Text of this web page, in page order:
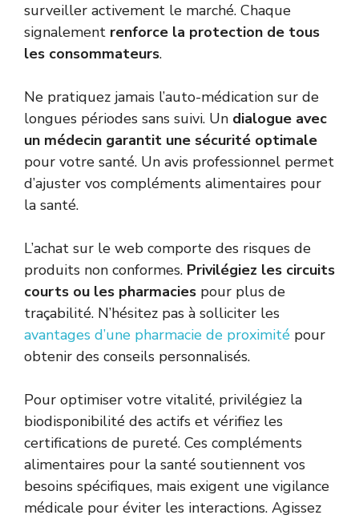
surveiller activement le marché. Chaque
signalement renforce la protection de tous
les consommateurs.
Ne pratiquez jamais l’auto-médication sur de
longues périodes sans suivi. Un dialogue avec
un médecin garantit une sécurité optimale
pour votre santé. Un avis professionnel permet
d’ajuster vos compléments alimentaires pour
la santé.
L’achat sur le web comporte des risques de
produits non conformes. Privilégiez les circuits
courts ou les pharmacies pour plus de
traçabilité. N’hésitez pas à solliciter les
avantages d’une pharmacie de proximité pour
obtenir des conseils personnalisés.
Pour optimiser votre vitalité, privilégiez la
biodisponibilité des actifs et vérifiez les
certifications de pureté. Ces compléments
alimentaires pour la santé soutiennent vos
besoins spécifiques, mais exigent une vigilance
médicale pour éviter les interactions. Agissez